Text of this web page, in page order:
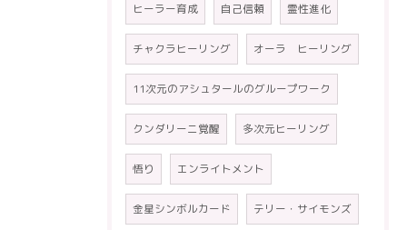
ヒーラー育成 自己信頼 霊性進化
チャクラヒーリング オーラ ヒーリング
11次元のアシュタールのグループワーク
クンダリーニ覚醒 多次元ヒーリング
悟り エンライトメント
金星シンボルカード テリー・サイモンズ